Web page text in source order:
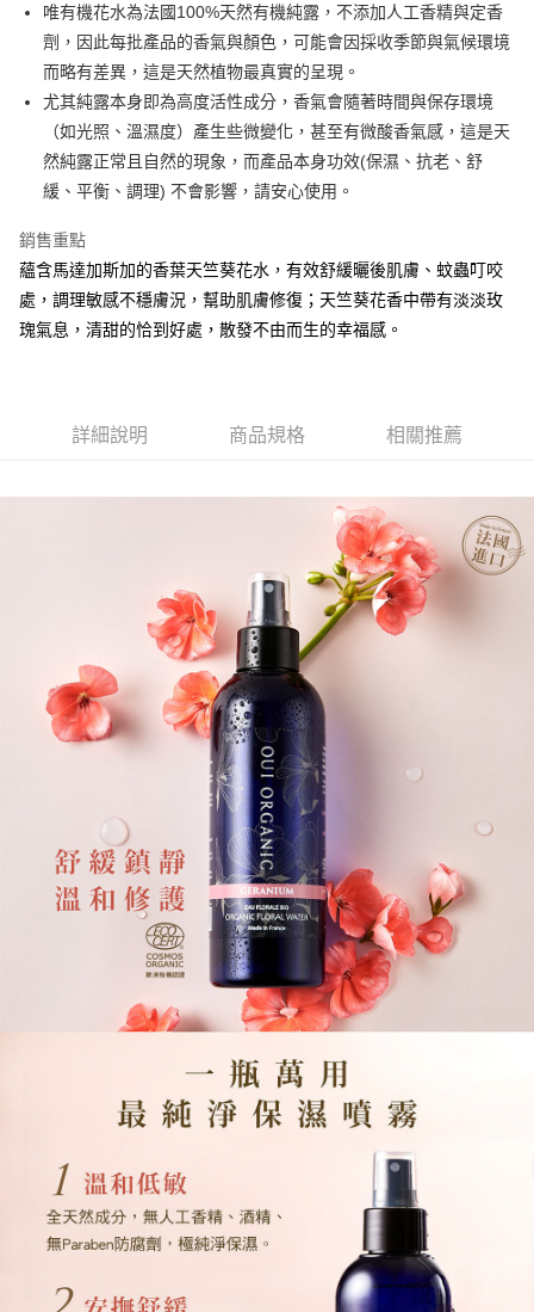
【大哥付你分期使用說明】
1.本服務由台灣大哥大提供，台灣大哥大用戶可立即使用無須另外申請。
2.付款方式選擇「大哥付你分期」，訂單成立後會自動跳轉到大哥付的交易
成交易。
3.實際核准額度、可分期數及費用金額請依後續交易確認頁面所載為準。
4.訂單成立30分鐘內，如未前往確認交易或遇審核未通過，訂單將自動取
消。如遇「轉專審核」未通過狀況，表示未達大哥付你分期系統評分，恕無
【繳款方式說明】
1.分期款項不併入電信帳單，「大哥付你分期」於每月結算日後寄送繳費提
醒簡訊。
2.透過簡訊連結打開帳單後，可選擇「超商條碼／台灣大直營門市／銀行轉
帳／街口支付／iPASS MONEY」等通路繳費。
買賣價金債權讓與本公司後，依約使用本公司帳單繳交帳款。
由本公司與您本人進行分期帳單所需資料之確認、核對及更正。
https://oppay.tw/userRule
AFTEE先享後付
相關說明
【關於「AFTEE先享後付」】
AFTEE先享後付是「在收到商品之後才付款」的支付方式。 讓您購物簡單
便利好安心！
１．簡單：不需註冊會員、不需綁卡、不需儲值。
３．安心：先確認商品／服務後，再付款。
【「AFTEE先享後付」結帳流程】
１．於結帳方式選擇「AFTEE先享後付」後，將跳轉至「AFTEE先享後付」
結帳頁面，進行簡訊認證並確認金額後，即可完成結帳。
２．訂單成立數日內，您將收到繳費通知簡訊。
購買商品的店家。未經商家同意取消之訂單仍視為有效，需透過AFTEE先享
是否繳費成功／繳費後需取消欲退款等相關疑問，請聯繫「AFTEE先享後付
https://netprotections.freshdesk.com/support/home
１．透過由恩沛科技股份有限公司提供之「AFTEE先享後付」服務完成之交
易，需依本服務之必要範圍內提供個人資料，並將交易相關給付款項請求債
權轉讓予恩沛科技股份有限公司。
２．關於個人資料處理事宜，請瀏覽以下網址：
https://aftee.tw/terms/#terms3
３．未成年的使用者請事先徵得法定代理人或監護人之同意方可使用
「AFTEE先享後付」，若未經同意申辦者引起之損失，本公司不負相關責
任。
４．使用「AFTEE先享後付」時，將依據個別帳號之用戶狀況，依本公司即
時審查核予不同之上限額度；若仍有額度不足之情形，本公司將視審查結果
５．嚴禁一人註冊多個帳號或使用他人資訊註冊。若發現惡意使用之情形，
恩沛科技股份有限公司將有權停止該用戶之使用額度並採取法律行動。
ATM付款
貨到付款
運送方式
全家取貨付款
每筆NT$65，滿NT$1,510(含以上)免運費
萊爾富取貨付款
每筆NT$65，滿NT$1,510(含以上)免運費
付款後7-11取貨
每筆NT$65，滿NT$1,510(含以上)免運費
宅配到府
每筆NT$75，滿NT$1,510(含以上)免運費
每筆NT$250，滿NT$4,000(含以上)免運費
貨到付款
每筆NT$80，滿NT$2,000(含以上)免運費
唯有機花水為法國100%天然有機純露，不添加人工香精與定香
劑，因此每批產品的香氣與顏色，可能會因採收季節與氣候環境
而略有差異，這是天然植物最真實的呈現。
尤其純露本身即為高度活性成分，香氣會隨著時間與保存環境
（如光照、溫濕度）產生些微變化，甚至有微酸香氣感，這是天
然純露正常且自然的現象，而產品本身功效(保濕、抗老、舒
緩、平衡、調理) 不會影響，請安心使用。
銷售重點
蘊含馬達加斯加的香葉天竺葵花水，有效舒緩曬後肌膚、蚊蟲叮咬
處，調理敏感不穩膚況，幫助肌膚修復；天竺葵花香中帶有淡淡玫
瑰氣息，清甜的恰到好處，散發不由而生的幸福感。
詳細說明 商品規格 相關推薦